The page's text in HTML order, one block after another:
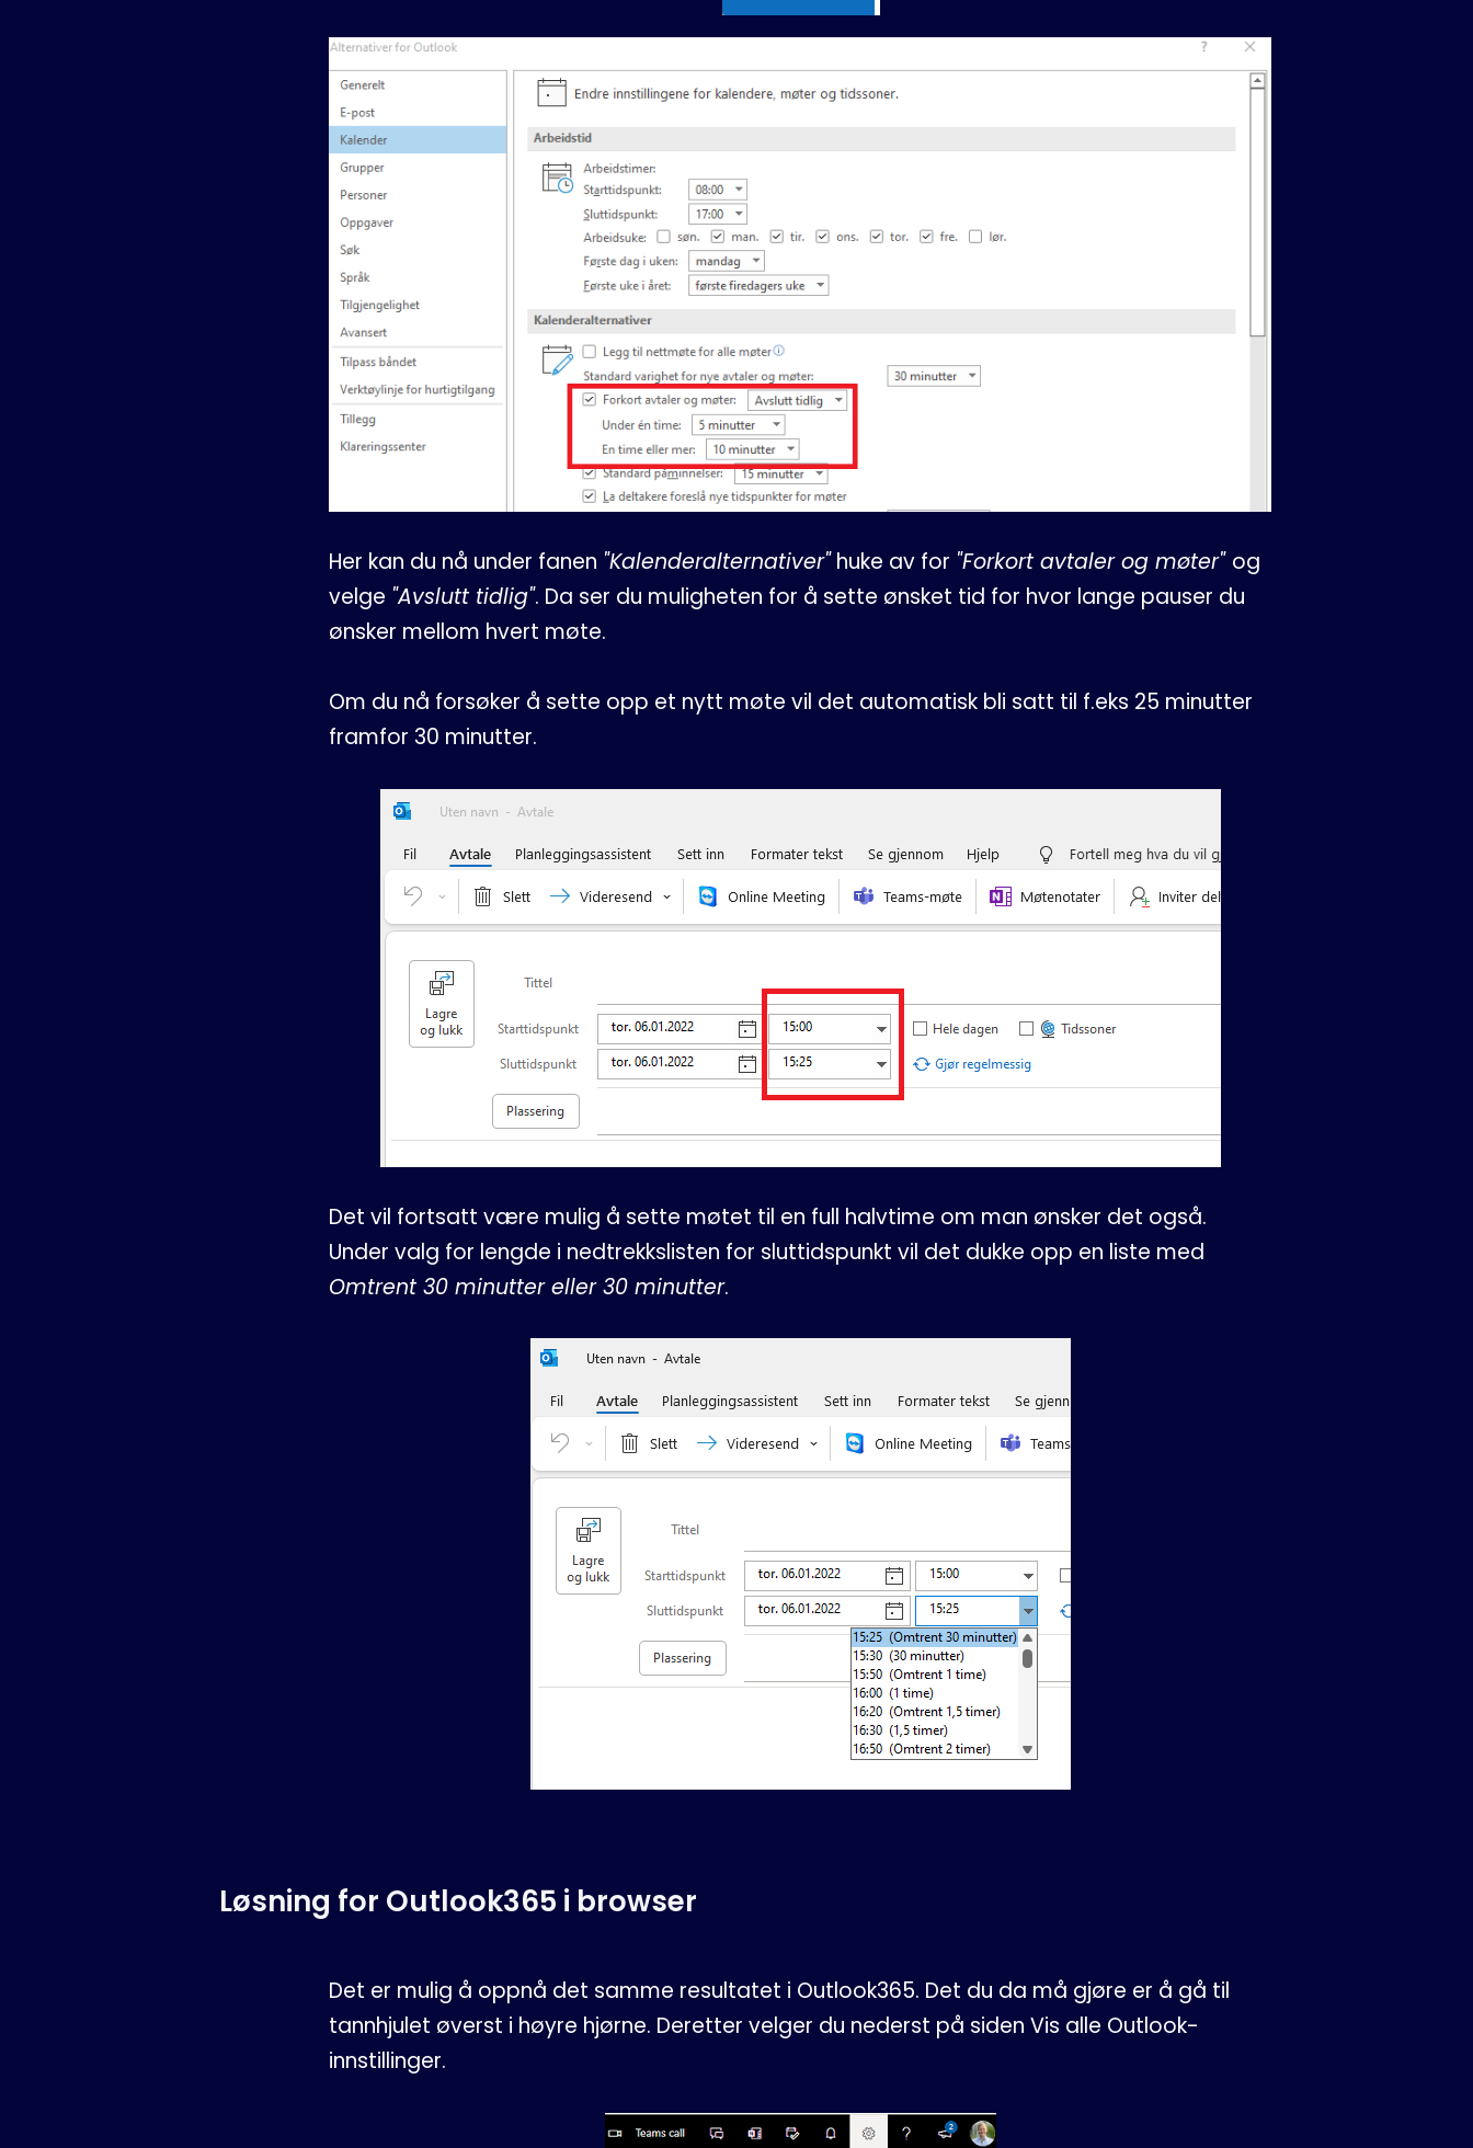
Her kan du nå under fanen "Kalenderalternativer"huke av for "Forkort avtaler og møter" og
velge "Avslutt tidlig". Da ser du muligheten for å sette ønsket tid for hvor lange pauser du
ønsker mellom hvert møte.
Om du nå forsøker å sette opp et nytt møte vil det automatisk bli satt til f.eks 25 minutter
framfor 30 minutter.
Det vil fortsatt være mulig å sette møtet til en full halvtime om man ønsker det også.
Under valg for lengde i nedtrekkslisten for sluttidspunkt vil det dukke opp en liste med
Omtrent 30 minutter eller 30 minutter.
Løsning for Outlook365 i browser
Det er mulig å oppnå det samme resultatet i Outlook365. Det du da må gjøre er å gå til
tannhjulet øverst i høyre hjørne. Deretter velger du nederst på siden Vis alle Outlook-
innstillinger.